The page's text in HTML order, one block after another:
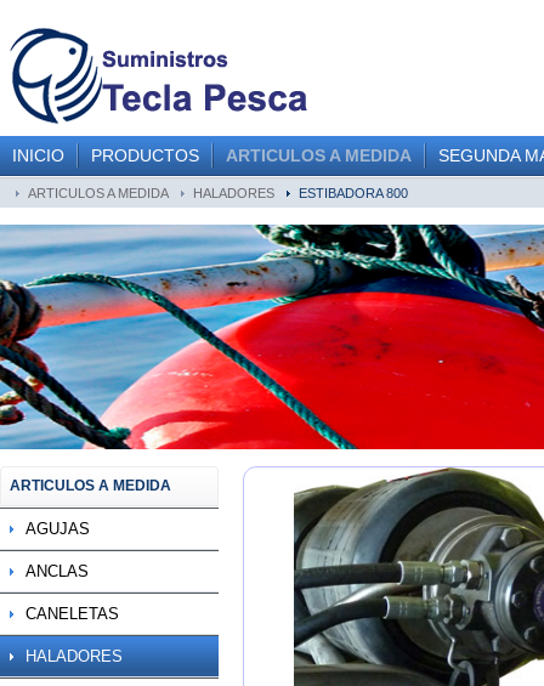
INICIO PRODUCTOS ARTICULOS A MEDIDA SEGUNDA
ARTICULOS A MEDIDA HALADORES ESTIBADORA 800
ARTICULOS A MEDIDA
AGUJAS
ANCLAS
CANELETAS
HALADORES